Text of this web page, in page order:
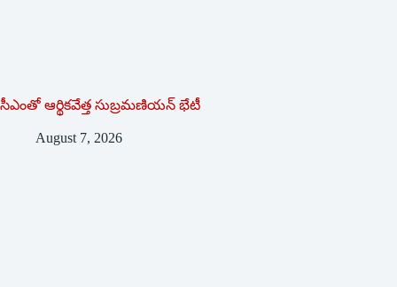
సీఎంతో ఆర్థికవేత్త సుబ్రమణియన్ భేటీ
August 7, 2026